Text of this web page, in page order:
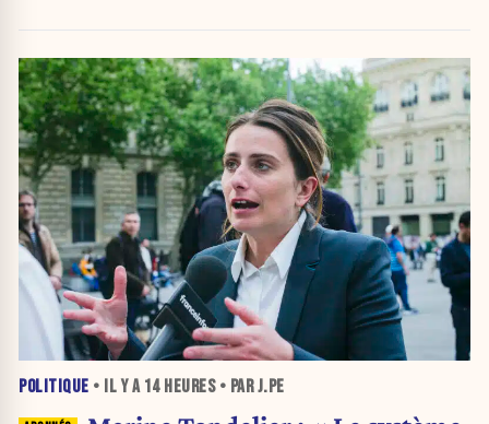
POLITIQUE • IL Y A 14 HEURES• PAR J.PE